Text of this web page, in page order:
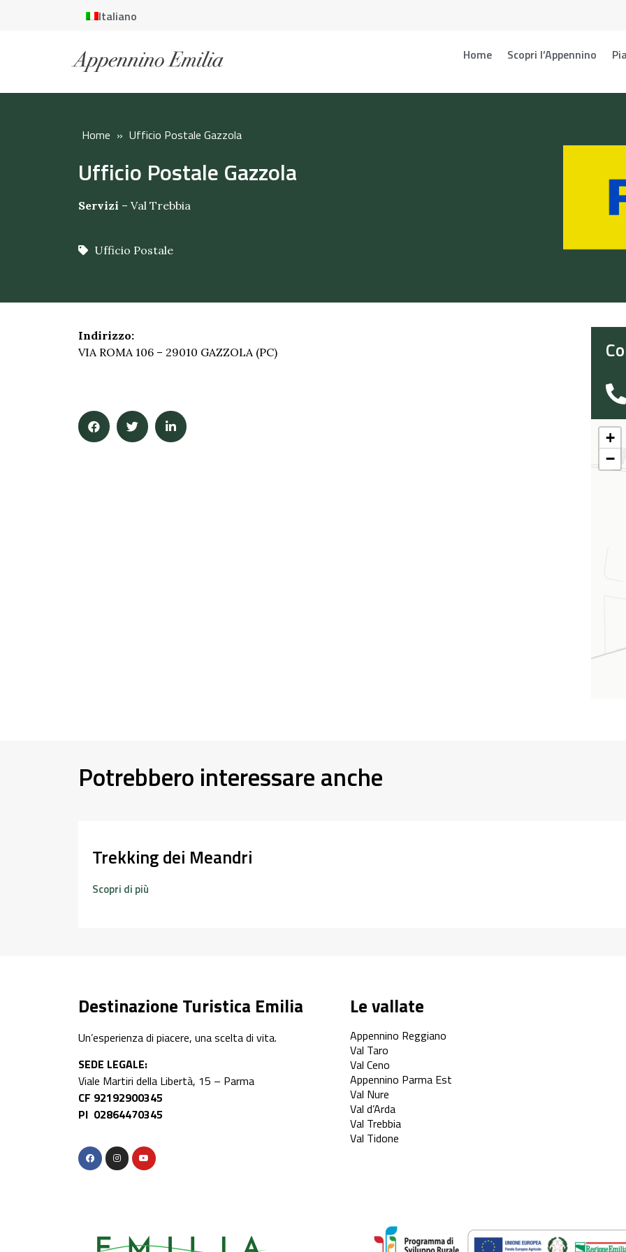
Italiano
Home Scopri l’Appennino
Home » Ufficio Postale Gazzola
Ufficio Postale Gazzola
Servizi – Val Trebbia
Ufficio Postale
Indirizzo:
VIA ROMA 106 – 29010 GAZZOLA (PC)
+
−
Potrebbero interessare anche
Trekking dei Meandri
Scopri di più
Destinazione Turistica Emilia
Un’esperienza di piacere, una scelta di vita.
SEDE LEGALE:
Viale Martiri della Libertà, 15 – Parma
CF 92192900345
PI 02864470345
Le vallate
Appennino Reggiano
Val Taro
Val Ceno
Appennino Parma Est
Val Nure
Val d’Arda
Val Trebbia
Val Tidone